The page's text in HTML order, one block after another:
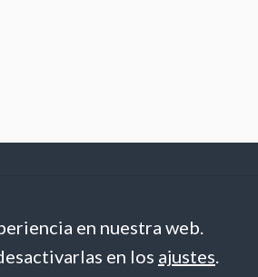
en nuestra web.
en los ajustes.